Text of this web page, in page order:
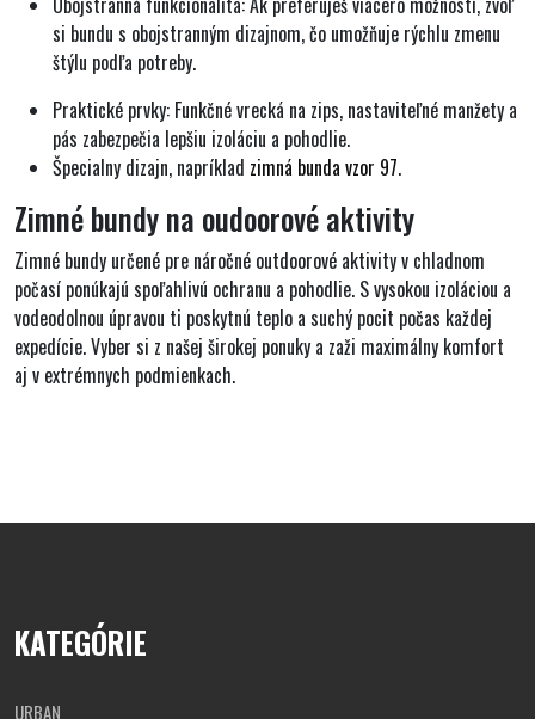
si bundu s obojstranným dizajnom, čo umožňuje rýchlu zmenu
štýlu podľa potreby.
Praktické prvky: Funkčné vrecká na zips, nastaviteľné manžety a
pás zabezpečia lepšiu izoláciu a pohodlie.
Špecialny dizajn, napríklad zimná bunda vzor 97.
Zimné bundy na oudoorové aktivity
Zimné bundy určené pre náročné outdoorové aktivity v chladnom
počasí ponúkajú spoľahlivú ochranu a pohodlie. S vysokou izoláciou a
vodeodolnou úpravou ti poskytnú teplo a suchý pocit počas každej
expedície. Vyber si z našej širokej ponuky a zaži maximálny komfort
aj v extrémnych podmienkach.
KATEGÓRIE
URBAN